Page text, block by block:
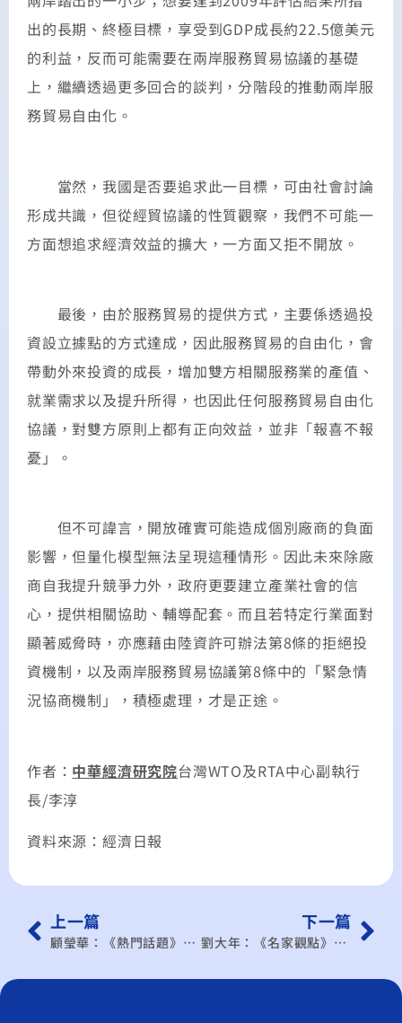
出的長期、終極目標，享受到GDP成長約22.5億美元
的利益，反而可能需要在兩岸服務貿易協議的基礎
上，繼續透過更多回合的談判，分階段的推動兩岸服
務貿易自由化。
當然，我國是否要追求此一目標，可由社會討論
形成共識，但從經貿協議的性質觀察，我們不可能一
方面想追求經濟效益的擴大，一方面又拒不開放。
最後，由於服務貿易的提供方式，主要係透過投
資設立據點的方式達成，因此服務貿易的自由化，會
帶動外來投資的成長，增加雙方相關服務業的產值、
就業需求以及提升所得，也因此任何服務貿易自由化
協議，對雙方原則上都有正向效益，並非「報喜不報
憂」。
但不可諱言，開放確實可能造成個別廠商的負面
影響，但量化模型無法呈現這種情形。因此未來除廠
商自我提升競爭力外，政府更要建立產業社會的信
心，提供相關協助、輔導配套。而且若特定行業面對
顯著威脅時，亦應藉由陸資許可辦法第8條的拒絕投
資機制，以及兩岸服務貿易協議第8條中的「緊急情
況協商機制」，積極處理，才是正途。
作者： 中華經濟研究院台灣WTO及RTA中心副執行
長/李淳
資料來源：經濟日報
上一篇
顧瑩華：《熱門話題》服貿爭議 台灣準備好了？
下一篇
劉大年：《名家觀點》全球FTA快轉 台灣原地打轉